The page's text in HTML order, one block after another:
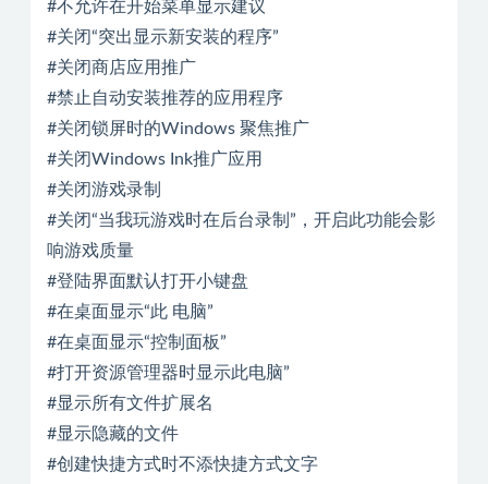
#不允许在开始菜单显示建议
#关闭“突出显示新安装的程序”
#关闭商店应用推广
#禁止自动安装推荐的应用程序
#关闭锁屏时的Windows 聚焦推广
#关闭Windows Ink推广应用
#关闭游戏录制
#关闭“当我玩游戏时在后台录制”，开启此功能会影
响游戏质量
#登陆界面默认打开小键盘
#在桌面显示“此 电脑”
#在桌面显示“控制面板”
#打开资源管理器时显示此电脑”
#显示所有文件扩展名
#显示隐藏的文件
#创建快捷方式时不添快捷方式文字